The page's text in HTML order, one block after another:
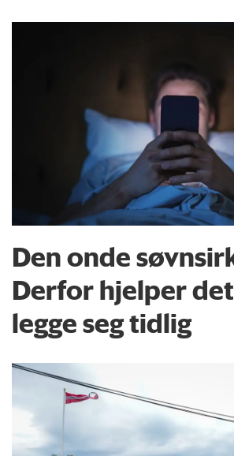
Den onde
Derfor hjelper
legge seg tidlig